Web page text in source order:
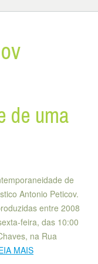
de uma
de
Antonio Peticov.
entre 2008
feira, das 10:00
na Rua
MAIS